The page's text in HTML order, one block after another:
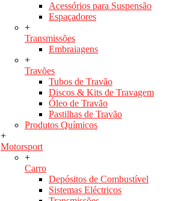
Acessórios para Suspensão
Espaçadores
+
Transmissões
Embraiagens
+
Travões
Tubos de Travão
Discos & Kits de Travagem
Óleo de Travão
Pastilhas de Travão
Produtos Químicos
+
Motorsport
+
Carro
Depósitos de Combustível
Sistemas Eléctricos